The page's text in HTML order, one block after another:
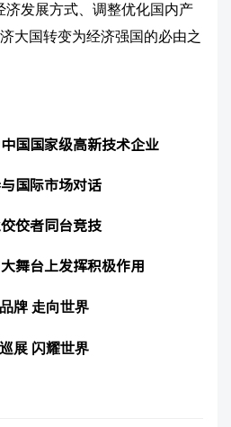
济发展方式、调整优化国内产
大国转变为经济强国的必由之
国国家级高新技术企业
国际市场对话
佼者同台竞技
舞台上发挥积极作用
牌 走向世界
展 闪耀世界